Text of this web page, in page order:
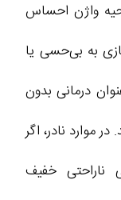
واژن احساس
به بی‌حسی یا
درمانی بدون
موارد نادر، اگر
خفیف